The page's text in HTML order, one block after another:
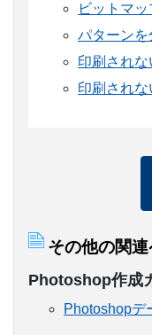
ビットマ
パターン
印刷されな
印刷され
その他の関
Photoshop作成
Photoshopデ